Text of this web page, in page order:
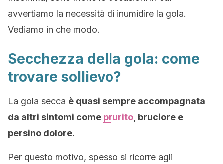
avvertiamo la necessità di inumidire la gola.
Vediamo in che modo.
Secchezza della gola: come
trovare sollievo?
La gola secca è quasi sempre accompagnata
da altri sintomi come prurito , bruciore e
persino dolore.
Per questo motivo, spesso si ricorre agli